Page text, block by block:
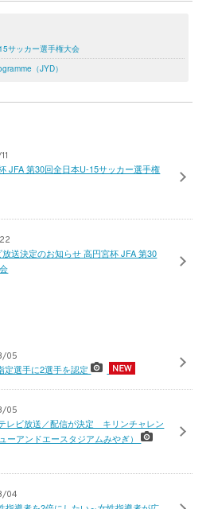
サッカー選手権大会
（JYD）
JFA 第30回全日本U-15サッカー選手権
送決定のお知らせ 高円宮杯 JFA 第30
05
定選手に2選手を認定
05
レビ放送／配信が決定 キリンチャレン
ーアンドエースタジアムみやぎ）
04